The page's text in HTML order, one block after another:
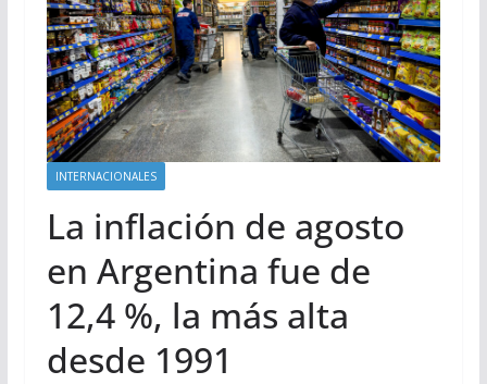
INTERNACIONALES
La inflación de agosto
en Argentina fue de
12,4 %, la más alta
desde 1991